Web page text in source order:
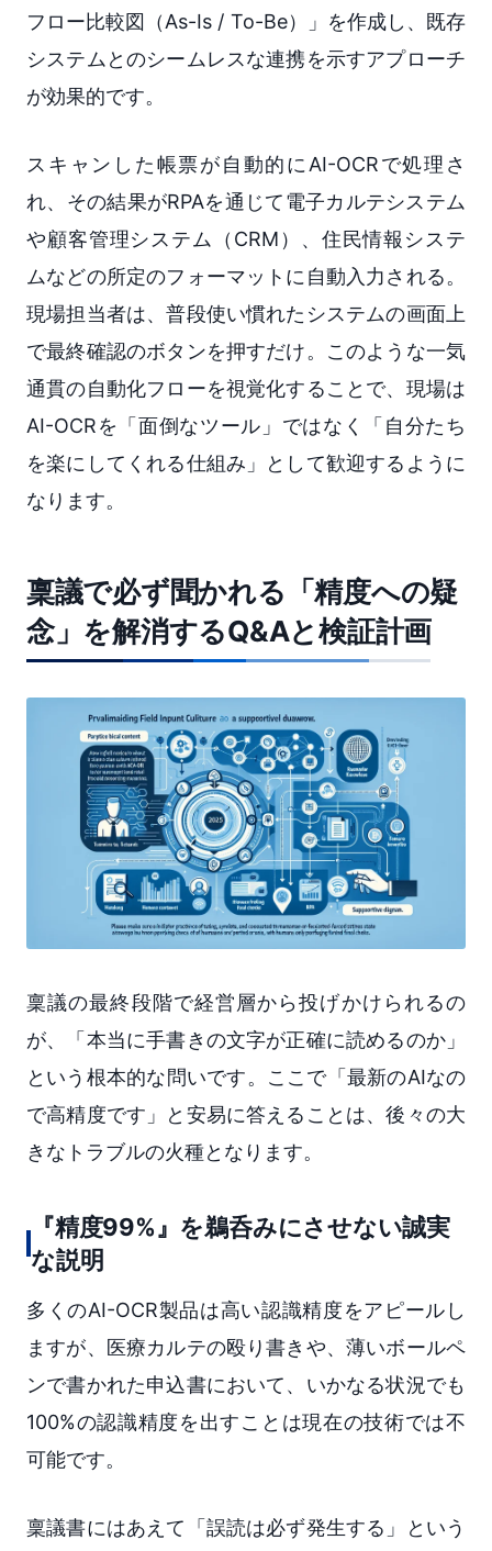
フロー比較図（As-Is / To-Be）」を作成し、既存
システムとのシームレスな連携を示すアプローチ
が効果的です。
スキャンした帳票が自動的にAI-OCRで処理さ
れ、その結果がRPAを通じて電子カルテシステム
や顧客管理システム（CRM）、住民情報システ
ムなどの所定のフォーマットに自動入力される。
現場担当者は、普段使い慣れたシステムの画面上
で最終確認のボタンを押すだけ。このような一気
通貫の自動化フローを視覚化することで、現場は
AI-OCRを「面倒なツール」ではなく「自分たち
を楽にしてくれる仕組み」として歓迎するように
なります。
稟議で必ず聞かれる「精度への疑
念」を解消するQ&Aと検証計画
稟議の最終段階で経営層から投げかけられるの
が、「本当に手書きの文字が正確に読めるのか」
という根本的な問いです。ここで「最新のAIなの
で高精度です」と安易に答えることは、後々の大
きなトラブルの火種となります。
『精度99%』を鵜呑みにさせない誠実
な説明
多くのAI-OCR製品は高い認識精度をアピールし
ますが、医療カルテの殴り書きや、薄いボールペ
ンで書かれた申込書において、いかなる状況でも
100%の認識精度を出すことは現在の技術では不
可能です。
稟議書にはあえて「誤読は必ず発生する」という